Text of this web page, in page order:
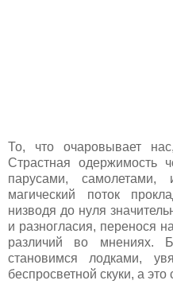
То, что очаровывает
Страстная
парусами,
магический поток
низводя до нуля
и разногласия, перенося
различий во мнениях.
становимся лодками,
беспросветной скуки, а это